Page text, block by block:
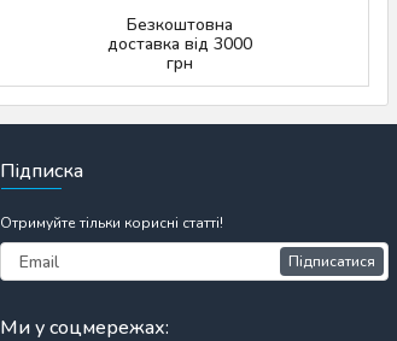
Безкоштовна
доставка від 3000
грн
Підписка
Отримуйте тільки корисні статті!
Підписатися
Ми у соцмережах: